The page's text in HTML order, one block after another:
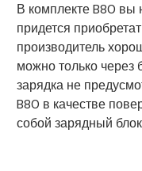
В комплекте B80 вы
придется
производитель
можно только через
зарядка не
B80 в качестве
собой зарядный